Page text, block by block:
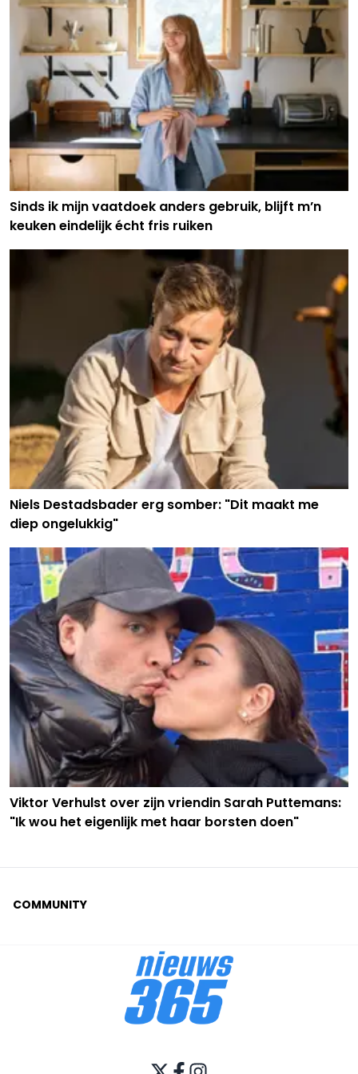
Sinds ik mijn vaatdoek anders gebruik, blijft m’n
keuken eindelijk écht fris ruiken
Niels Destadsbader erg somber: "Dit maakt me
diep ongelukkig"
Viktor Verhulst over zijn vriendin Sarah Puttemans:
"Ik wou het eigenlijk met haar borsten doen"
COMMUNITY